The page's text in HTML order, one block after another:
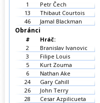
1
Petr Čech
13
Thibaut Courtois
46
Jamal Blackman
Obránci
#
Hráč:
2
Branislav Ivanovic
3
Filipe Louis
5
Kurt Zouma
6
Nathan Ake
24
Gary Cahill
26
John Terry
28
Cesar Azpilicueta